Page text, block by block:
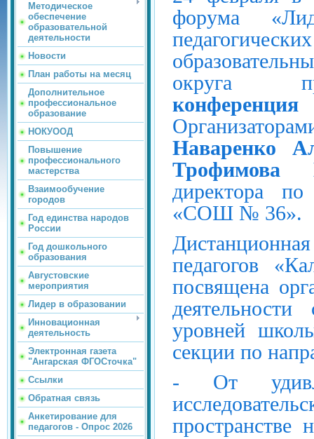
Методическое
обеспечение
образовательной
деятельности
Новости
План работы на месяц
Дополнительное
профессиональное
образование
НОКУООД
Повышение
профессионального
мастерства
Взаимообучение
городов
Год единства народов
России
Год дошкольного
образования
Августовские
мероприятия
Лидер в образовании
Инновационная
деятельность
Электронная газета
"Ангарская ФГОСточка"
Ссылки
Обратная связь
Анкетирование для
педагогов - Опрос 2026
форума
округа
конференция
Наваренко
Трофимова
директора
«СОШ № 36».
педагогов
посвящена
уровней
секции по
- От
пространстве